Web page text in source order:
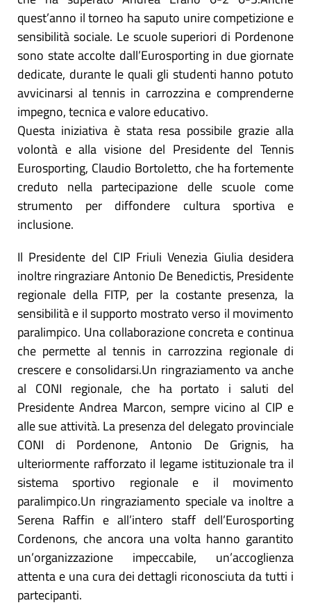
quest’anno il torneo ha saputo unire competizione e
sensibilità sociale. Le scuole superiori di Pordenone
sono state accolte dall’Eurosporting in due giornate
dedicate, durante le quali gli studenti hanno potuto
avvicinarsi al tennis in carrozzina e comprenderne
impegno, tecnica e valore educativo.
Questa iniziativa è stata resa possibile grazie alla
volontà e alla visione del Presidente del Tennis
Eurosporting, Claudio Bortoletto, che ha fortemente
creduto nella partecipazione delle scuole come
strumento per diffondere cultura sportiva e
inclusione.
Il Presidente del CIP Friuli Venezia Giulia desidera
inoltre ringraziare Antonio De Benedictis, Presidente
regionale della FITP, per la costante presenza, la
sensibilità e il supporto mostrato verso il movimento
paralimpico. Una collaborazione concreta e continua
che permette al tennis in carrozzina regionale di
crescere e consolidarsi.Un ringraziamento va anche
al CONI regionale, che ha portato i saluti del
Presidente Andrea Marcon, sempre vicino al CIP e
alle sue attività. La presenza del delegato provinciale
CONI di Pordenone, Antonio De Grignis, ha
ulteriormente rafforzato il legame istituzionale tra il
sistema sportivo regionale e il movimento
paralimpico.Un ringraziamento speciale va inoltre a
Serena Raffin e all’intero staff dell’Eurosporting
Cordenons, che ancora una volta hanno garantito
un’organizzazione impeccabile, un’accoglienza
attenta e una cura dei dettagli riconosciuta da tutti i
partecipanti.